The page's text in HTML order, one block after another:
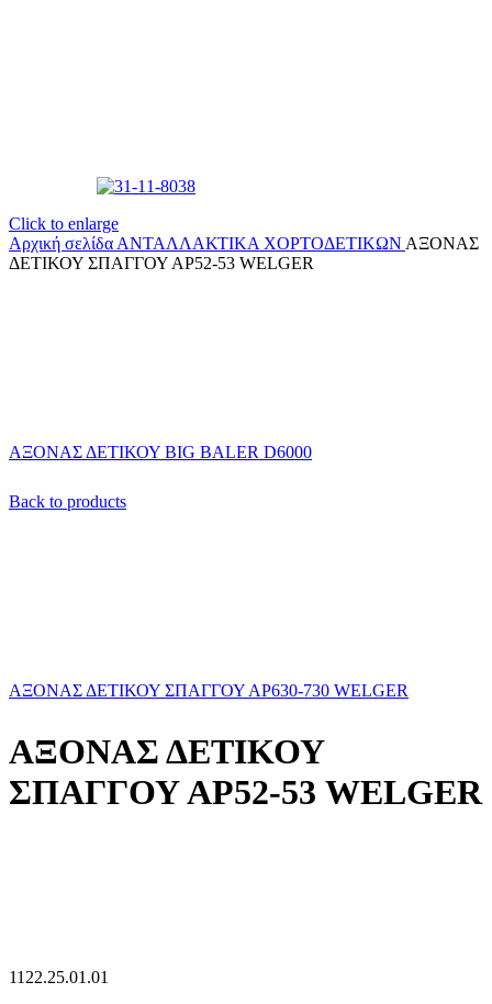
Click to enlarge
Αρχική σελίδα ΑΝΤΑΛΛΑΚΤΙΚΑ ΧΟΡΤΟΔΕΤΙΚΩΝ ΑΞΟΝΑΣ
ΔΕΤΙΚΟΥ ΣΠΑΓΓΟΥ ΑΡ52-53 WELGER
ΑΞΟΝΑΣ ΔΕΤΙΚΟΥ BIG BALER D6000
Back to products
ΑΞΟΝΑΣ ΔΕΤΙΚΟΥ ΣΠΑΓΓΟΥ ΑΡ630-730 WELGER
ΑΞΟΝΑΣ ΔΕΤΙΚΟΥ
ΣΠΑΓΓΟΥ ΑΡ52-53 WELGER
1122.25.01.01